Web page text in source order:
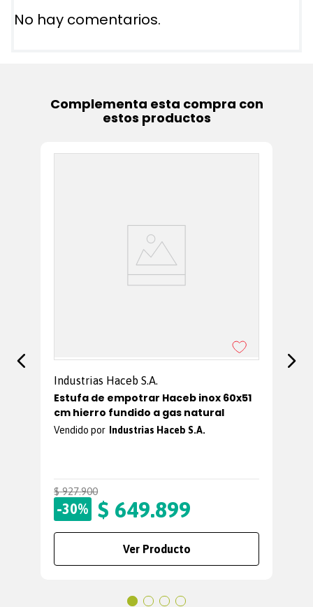
No hay comentarios.
Complementa esta compra con
estos productos
Industrias Haceb S.A.
Estufa de empotrar Haceb inox 60x51
cm hierro fundido a gas natural
Industrias Haceb S.A.
$ 927.900
-30% $ 649.899
Ver Producto